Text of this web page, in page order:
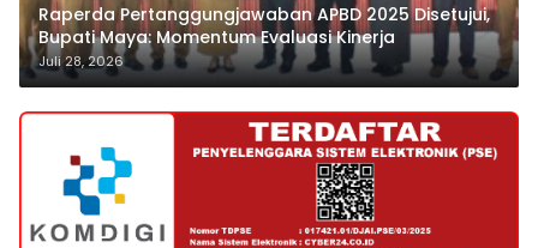
Raperda Pertanggungjawaban APBD 2025 Disetujui,
Bupati Maya: Momentum Evaluasi Kinerja
Juli 28, 2026